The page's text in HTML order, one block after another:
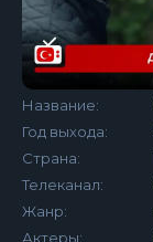
Название:
Год выхода:
Страна:
Телеканал:
Жанр:
Актеры: